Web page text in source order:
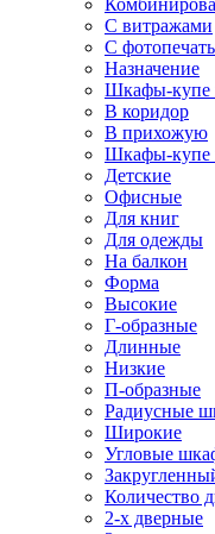
С витражами
С
Назначение
Шкафы-купе
В коридор
В прихожую
Шкафы-купе
Детские
Офисные
Для книг
Для одежды
На балкон
Форма
Высокие
Г-образные
Длинные
Низкие
П-образные
Радиусные
Широкие
Угловые
Количество
2-х дверные